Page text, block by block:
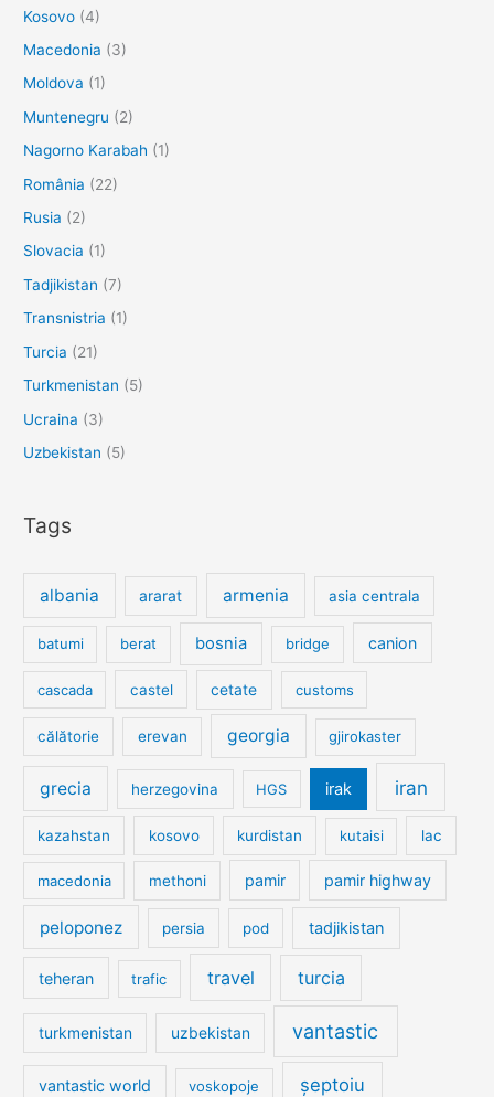
Kosovo (4)
Macedonia (3)
Moldova (1)
Muntenegru (2)
Nagorno Karabah (1)
România (22)
Rusia (2)
Slovacia (1)
Tadjikistan (7)
Transnistria (1)
Turcia (21)
Turkmenistan (5)
Ucraina (3)
Uzbekistan (5)
Tags
albania ararat armenia asia centrala
batumi berat bosnia bridge canion
cascada castel cetate customs
călătorie erevan georgia gjirokaster
grecia herzegovina HGS irak iran
kazahstan kosovo kurdistan kutaisi lac
macedonia methoni pamir pamir highway
peloponez persia pod tadjikistan
teheran trafic travel turcia
turkmenistan uzbekistan vantastic
vantastic world voskopoje șeptoiu